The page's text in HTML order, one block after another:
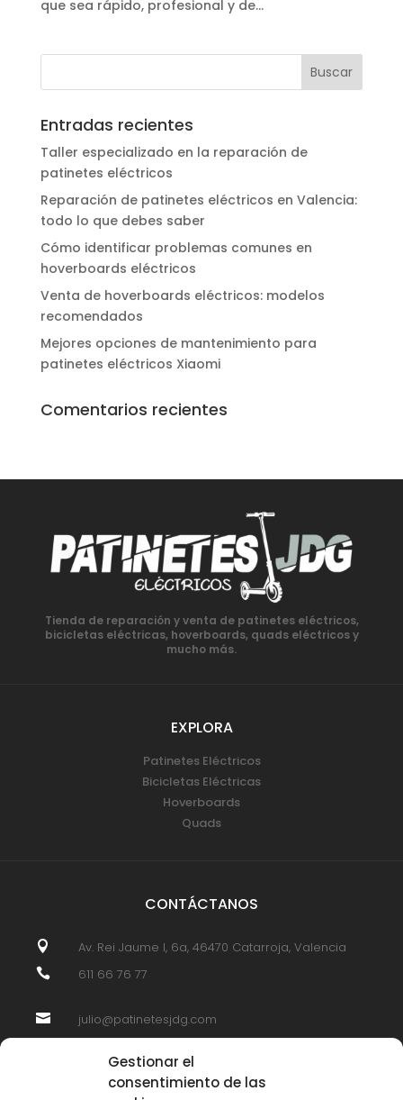
Gestionar el
consentimiento de las
que sea rápido, profesional y de...
Entradas recientes
Taller especializado en la reparación de
patinetes eléctricos
Reparación de patinetes eléctricos en Valencia:
todo lo que debes saber
Cómo identificar problemas comunes en
hoverboards eléctricos
Venta de hoverboards eléctricos: modelos
recomendados
Mejores opciones de mantenimiento para
patinetes eléctricos Xiaomi
Comentarios recientes
Tienda de reparación y venta de patinetes eléctricos,
bicicletas eléctricas, hoverboards, quads eléctricos y
mucho más.
EXPLORA
Patinetes Eléctricos
Bicicletas Eléctricas
Hoverboards
Quads
CONTÁCTANOS
 Av. Rei Jaume I, 6a, 46470 Catarroja, Valencia
 611 66 76 77
 julio@patinetesjdg.com